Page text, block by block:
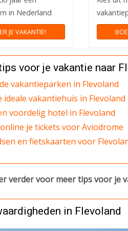
in Nederland
JE VAKANTIE!
voor je vakantie naar
vakantieparken in Flevoland
ideale vakantiehuis in Flevoland
voordelig hotel in Flevoland
je tickets voor Aviodrome
en fietskaarten voor
verder voor meer tips voor je
in Flevoland